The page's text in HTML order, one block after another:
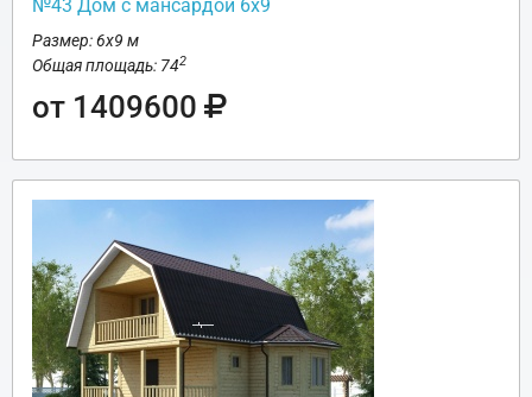
№43 Дом с мансардой 6х9
Размер: 6х9 м
Общая площадь: 742
от 1409600